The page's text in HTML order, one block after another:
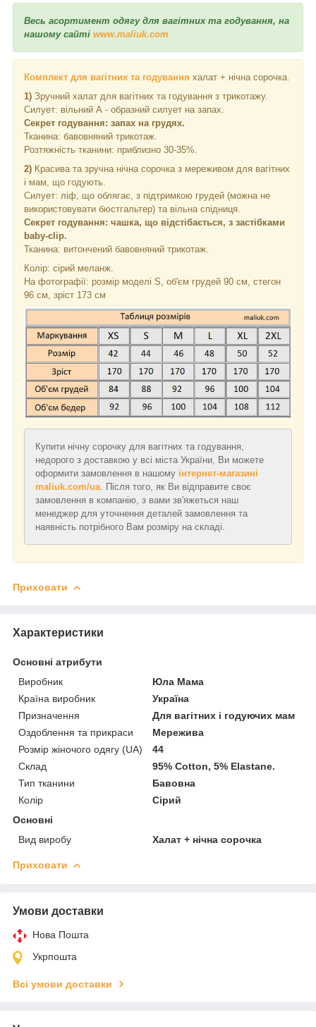
Весь асортимент одягу для вагітних та годування, на
нашому сайті www.maliuk.com
Комплект для вагітних та годування халат + нічна сорочка.
1) Зручний халат для вагітних та годування з трикотажу.
Силует: вільний А - образний силует на запах.
Секрет годування: запах на грудях.
Тканина: бавовняний трикотаж.
Розтяжність тканини: приблизно 30-35%.
2) Красива та зручна нічна сорочка з мереживом для вагітних
і мам, що годують.
Силует: ліф, що облягає, з підтримкою грудей (можна не
використовувати бюстгальтер) та вільна спідниця.
Секрет годування: чашка, що відстібається, з застібками
baby-clip.
Тканина: витончений бавовняний трикотаж.
Колір: сірий меланж.
На фотографії: розмір моделі S, об'єм грудей 90 см, стегон
96 см, зріст 173 см
Купити нічну сорочку для вагітних та годування,
недорого з доставкою у всі міста України, Ви можете
оформити замовлення в нашому інтернет-магазині
maliuk.com/ua. Після того, як Ви відправите своє
замовлення в компанію, з вами зв'яжеться наш
менеджер для уточнення деталей замовлення та
наявність потрібного Вам розміру на складі.
Приховати
Характеристики
Основні атрибути
Виробник
Юла Мама
Країна виробник
Україна
Призначення
Для вагітних і годуючих мам
Оздоблення та прикраси
Мережива
Розмір жіночого одягу (UA)
44
Склад
95% Cotton, 5% Elastane.
Тип тканини
Бавовна
Колір
Сірий
Основні
Вид виробу
Халат + нічна сорочка
Приховати
Умови доставки
Нова Пошта
Укрпошта
Всі умови доставки